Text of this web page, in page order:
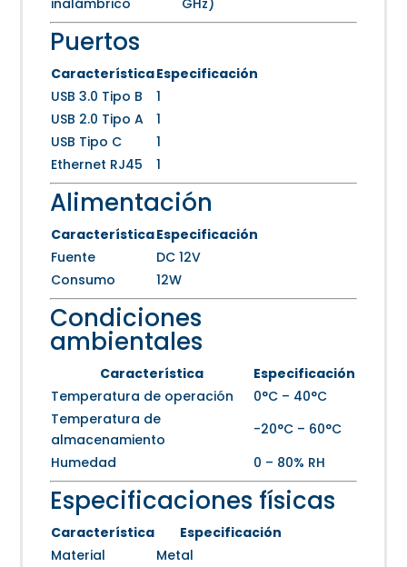
Puertos
CaracterísticaEspecificación
USB 3.0 Tipo B
1
USB 2.0 Tipo A
1
USB Tipo C
1
Ethernet RJ45
1
Alimentación
CaracterísticaEspecificación
Fuente
DC 12V
Consumo
12W
Condiciones
ambientales
Característica
Especificación
Temperatura de operación
0°C – 40°C
Temperatura de
almacenamiento
-20°C – 60°C
Humedad
0 – 80% RH
Especificaciones físicas
Característica
Especificación
Material
Metal